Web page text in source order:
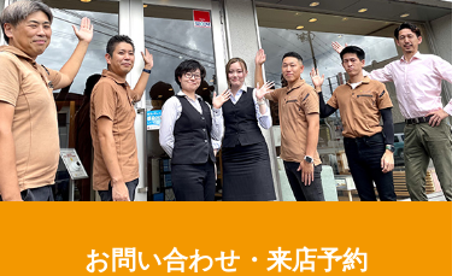
お問い合わせ・来店予約